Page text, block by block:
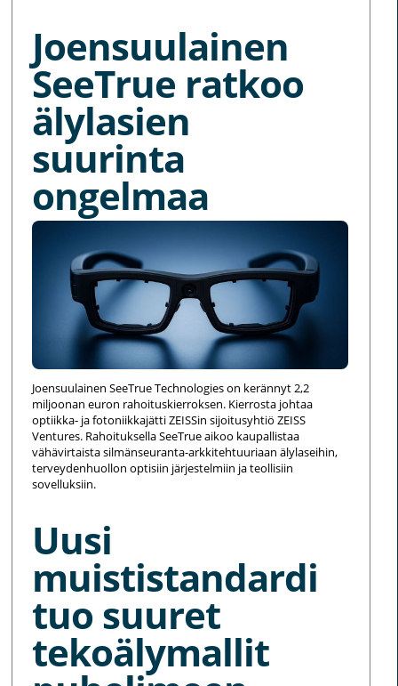
Joensuulainen
SeeTrue ratkoo
älylasien
suurinta
ongelmaa
Joensuulainen SeeTrue Technologies on kerännyt 2,2
miljoonan euron rahoituskierroksen. Kierrosta johtaa
optiikka- ja fotoniikkajätti ZEISSin sijoitusyhtiö ZEISS
Ventures. Rahoituksella SeeTrue aikoo kaupallistaa
vähävirtaista silmänseuranta-arkkitehtuuriaan älylaseihin,
terveydenhuollon optisiin järjestelmiin ja teollisiin
sovelluksiin.
Uusi
muististandardi
tuo suuret
tekoälymallit